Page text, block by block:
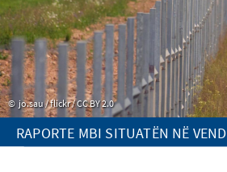
jo.sau / flickr / CC BY 2.0
RAPORTE MBI SITUATËN NË VEND